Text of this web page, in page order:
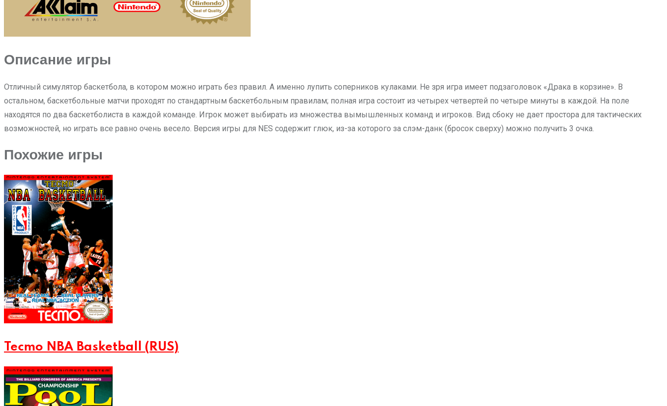
Описание игры
Отличный симулятор баскетбола, в котором можно играть без правил. А именно лупить соперников кулаками. Не зря игра имеет подзаголовок «Драка в корзине». В
остальном, баскетбольные матчи проходят по стандартным баскетбольным правилам; полная игра состоит из четырех четвертей по четыре минуты в каждой. На поле
находятся по два баскетболиста в каждой команде. Игрок может выбирать из множества вымышленных команд и игроков. Вид сбоку не дает простора для тактических
возможностей, но играть все равно очень весело. Версия игры для NES содержит глюк, из-за которого за слэм-данк (бросок сверху) можно получить 3 очка.
Похожие игры
Tecmo NBA Basketball (RUS)